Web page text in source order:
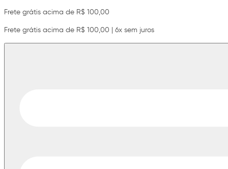
Frete grátis acima de R$ 100,00
Frete grátis acima de R$ 100,00 | 6x sem juros